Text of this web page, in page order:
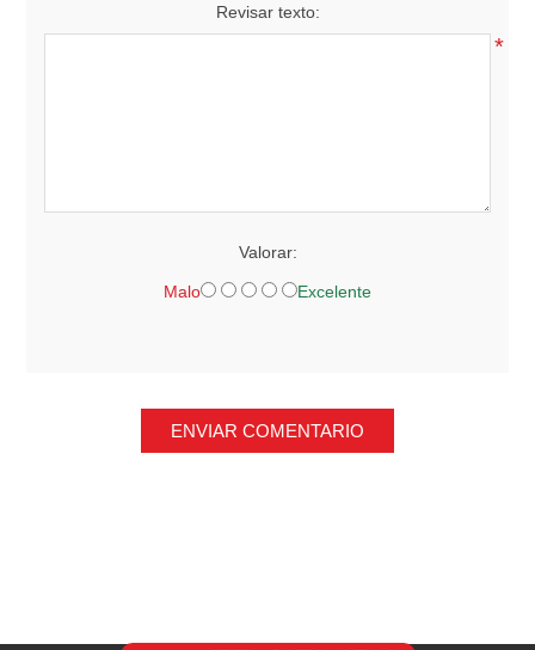
Revisar texto:
*
Valorar:
Malo Excelente
ENVIAR COMENTARIO